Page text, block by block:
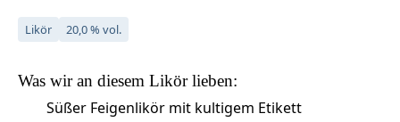
Likör 20,0 % vol.
Was wir an diesem Likörlieben:
Süßer Feigenlikör mit kultigem Etikett